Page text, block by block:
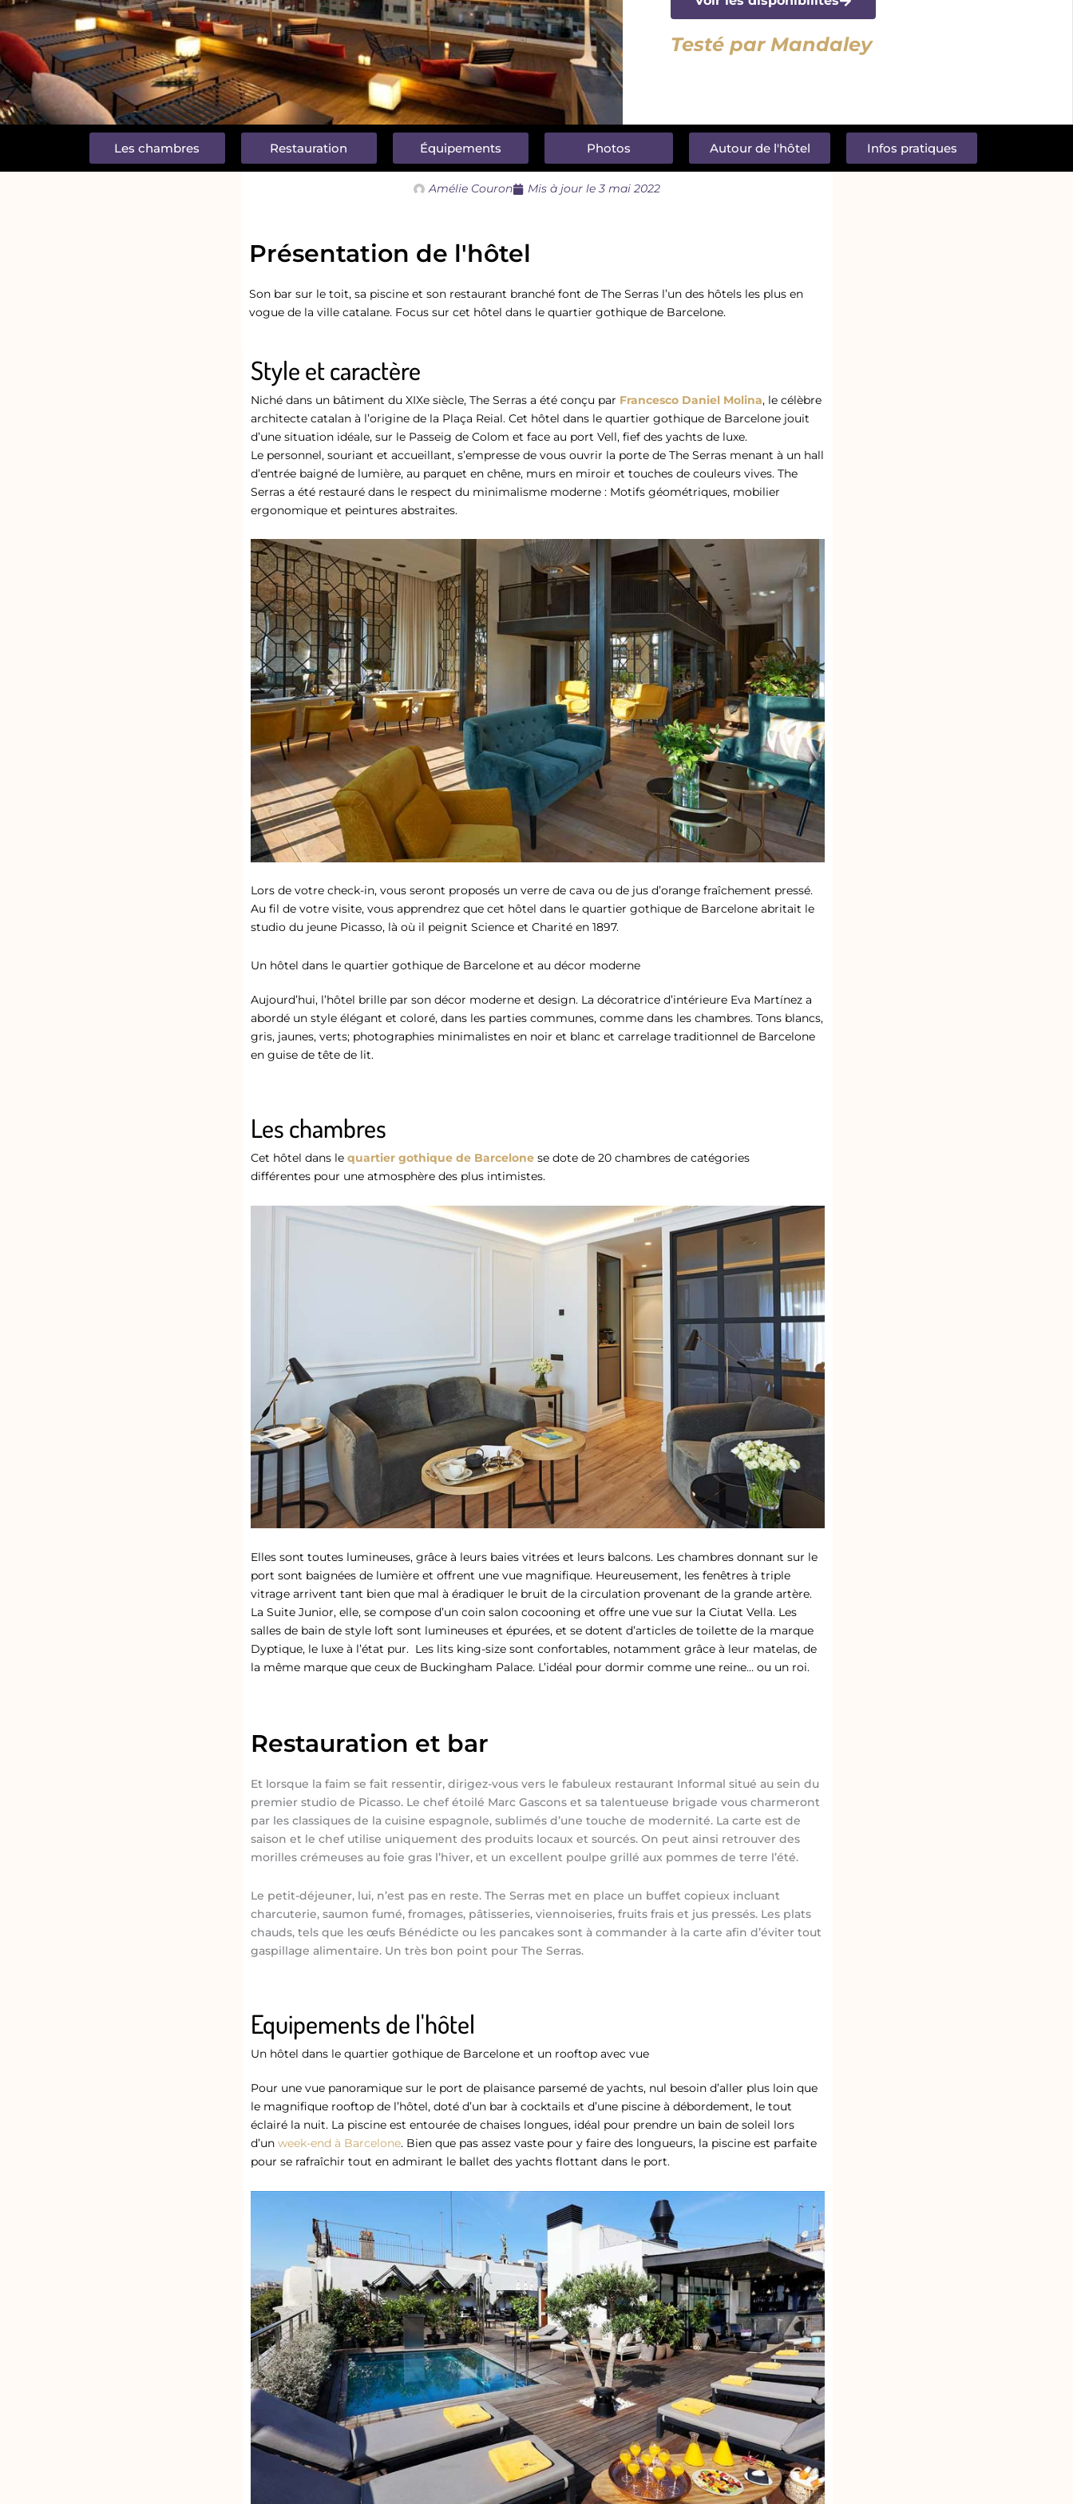
Testé par Mandaley
Les chambres Restauration Équipements Photos Autour de l'hôtel Infos pratiques
Amélie Couron Mis à jour le 3 mai 2022
Présentation de l'hôtel
Son bar sur le toit, sa piscine et son restaurant branché font de The Serras l’un des hôtels les plus en
vogue de la ville catalane. Focus sur cet hôtel dans le quartier gothique de Barcelone.
Style et caractère
Niché dans un bâtiment du XIXe siècle, The Serras a été conçu par Francesco Daniel Molina, le célèbre
architecte catalan à l’origine de la Plaça Reial. Cet hôtel dans le quartier gothique de Barcelone jouit
d’une situation idéale, sur le Passeig de Colom et face au port Vell, fief des yachts de luxe.
Le personnel, souriant et accueillant, s’empresse de vous ouvrir la porte de The Serras menant à un hall
d’entrée baigné de lumière, au parquet en chêne, murs en miroir et touches de couleurs vives. The
Serras a été restauré dans le respect du minimalisme moderne : Motifs géométriques, mobilier
ergonomique et peintures abstraites.
Lors de votre check-in, vous seront proposés un verre de cava ou de jus d’orange fraîchement pressé.
Au fil de votre visite, vous apprendrez que cet hôtel dans le quartier gothique de Barcelone abritait le
studio du jeune Picasso, là où il peignit Science et Charité en 1897.
Un hôtel dans le quartier gothique de Barcelone et au décor moderne
Aujourd’hui, l’hôtel brille par son décor moderne et design. La décoratrice d’intérieure Eva Martínez a
abordé un style élégant et coloré, dans les parties communes, comme dans les chambres. Tons blancs,
gris, jaunes, verts; photographies minimalistes en noir et blanc et carrelage traditionnel de Barcelone
en guise de tête de lit.
Les chambres
Cet hôtel dans le quartier gothique de Barcelonese dote de 20 chambres de catégories
différentes pour une atmosphère des plus intimistes.
Elles sont toutes lumineuses, grâce à leurs baies vitrées et leurs balcons. Les chambres donnant sur le
port sont baignées de lumière et offrent une vue magnifique. Heureusement, les fenêtres à triple
vitrage arrivent tant bien que mal à éradiquer le bruit de la circulation provenant de la grande artère.
La Suite Junior, elle, se compose d’un coin salon cocooning et offre une vue sur la Ciutat Vella. Les
salles de bain de style loft sont lumineuses et épurées, et se dotent d’articles de toilette de la marque
Dyptique, le luxe à l’état pur. Les lits king-size sont confortables, notamment grâce à leur matelas, de
la même marque que ceux de Buckingham Palace. L’idéal pour dormir comme une reine… ou un roi.
Restauration et bar
Et lorsque la faim se fait ressentir, dirigez-vous vers le fabuleux restaurant Informal situé au sein du
premier studio de Picasso. Le chef étoilé Marc Gascons et sa talentueuse brigade vous charmeront
par les classiques de la cuisine espagnole, sublimés d’une touche de modernité. La carte est de
saison et le chef utilise uniquement des produits locaux et sourcés. On peut ainsi retrouver des
morilles crémeuses au foie gras l’hiver, et un excellent poulpe grillé aux pommes de terre l’été.
Le petit-déjeuner, lui, n’est pas en reste. The Serras met en place un buffet copieux incluant
charcuterie, saumon fumé, fromages, pâtisseries, viennoiseries, fruits frais et jus pressés. Les plats
chauds, tels que les œufs Bénédicte ou les pancakes sont à commander à la carte afin d’éviter tout
gaspillage alimentaire. Un très bon point pour The Serras.
Equipements de l'hôtel
Un hôtel dans le quartier gothique de Barcelone et un rooftop avec vue
Pour une vue panoramique sur le port de plaisance parsemé de yachts, nul besoin d’aller plus loin que
le magnifique rooftop de l’hôtel, doté d’un bar à cocktails et d’une piscine à débordement, le tout
éclairé la nuit. La piscine est entourée de chaises longues, idéal pour prendre un bain de soleil lors
d’un week-end à Barcelone. Bien que pas assez vaste pour y faire des longueurs, la piscine est parfaite
pour se rafraîchir tout en admirant le ballet des yachts flottant dans le port.